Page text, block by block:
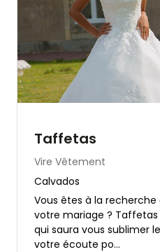
Taffetas
Vire Vêtement
Calvados
Vous êtes à la
votre mariage ?
qui saura vous sublimer
votre écoute po...